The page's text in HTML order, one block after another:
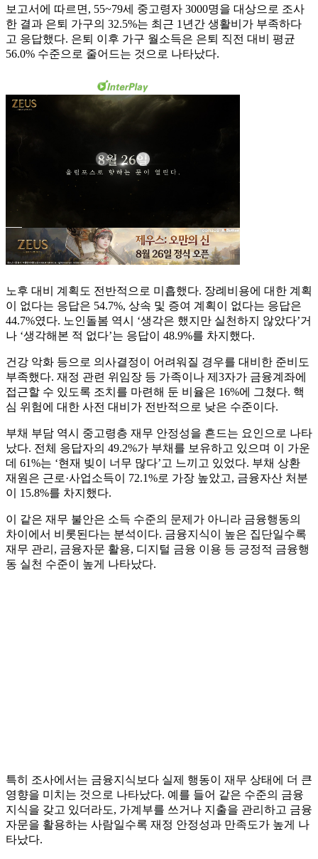
보고서에 따르면, 55~79세 중고령자 3000명을 대상으로 조사
한 결과 은퇴 가구의 32.5%는 최근 1년간 생활비가 부족하다
고 응답했다. 은퇴 이후 가구 월소득은 은퇴 직전 대비 평균
56.0% 수준으로 줄어드는 것으로 나타났다.
노후 대비 계획도 전반적으로 미흡했다. 장례비용에 대한 계획
이 없다는 응답은 54.7%, 상속 및 증여 계획이 없다는 응답은
44.7%였다. 노인돌봄 역시 ‘생각은 했지만 실천하지 않았다’거
나 ‘생각해본 적 없다’는 응답이 48.9%를 차지했다.
건강 악화 등으로 의사결정이 어려워질 경우를 대비한 준비도
부족했다. 재정 관련 위임장 등 가족이나 제3자가 금융계좌에
접근할 수 있도록 조치를 마련해 둔 비율은 16%에 그쳤다. 핵
심 위험에 대한 사전 대비가 전반적으로 낮은 수준이다.
부채 부담 역시 중고령층 재무 안정성을 흔드는 요인으로 나타
났다. 전체 응답자의 49.2%가 부채를 보유하고 있으며 이 가운
데 61%는 ‘현재 빚이 너무 많다’고 느끼고 있었다. 부채 상환
재원은 근로·사업소득이 72.1%로 가장 높았고, 금융자산 처분
이 15.8%를 차지했다.
이 같은 재무 불안은 소득 수준의 문제가 아니라 금융행동의
차이에서 비롯된다는 분석이다. 금융지식이 높은 집단일수록
재무 관리, 금융자문 활용, 디지털 금융 이용 등 긍정적 금융행
동 실천 수준이 높게 나타났다.
특히 조사에서는 금융지식보다 실제 행동이 재무 상태에 더 큰
영향을 미치는 것으로 나타났다. 예를 들어 같은 수준의 금융
지식을 갖고 있더라도, 가계부를 쓰거나 지출을 관리하고 금융
자문을 활용하는 사람일수록 재정 안정성과 만족도가 높게 나
타났다.